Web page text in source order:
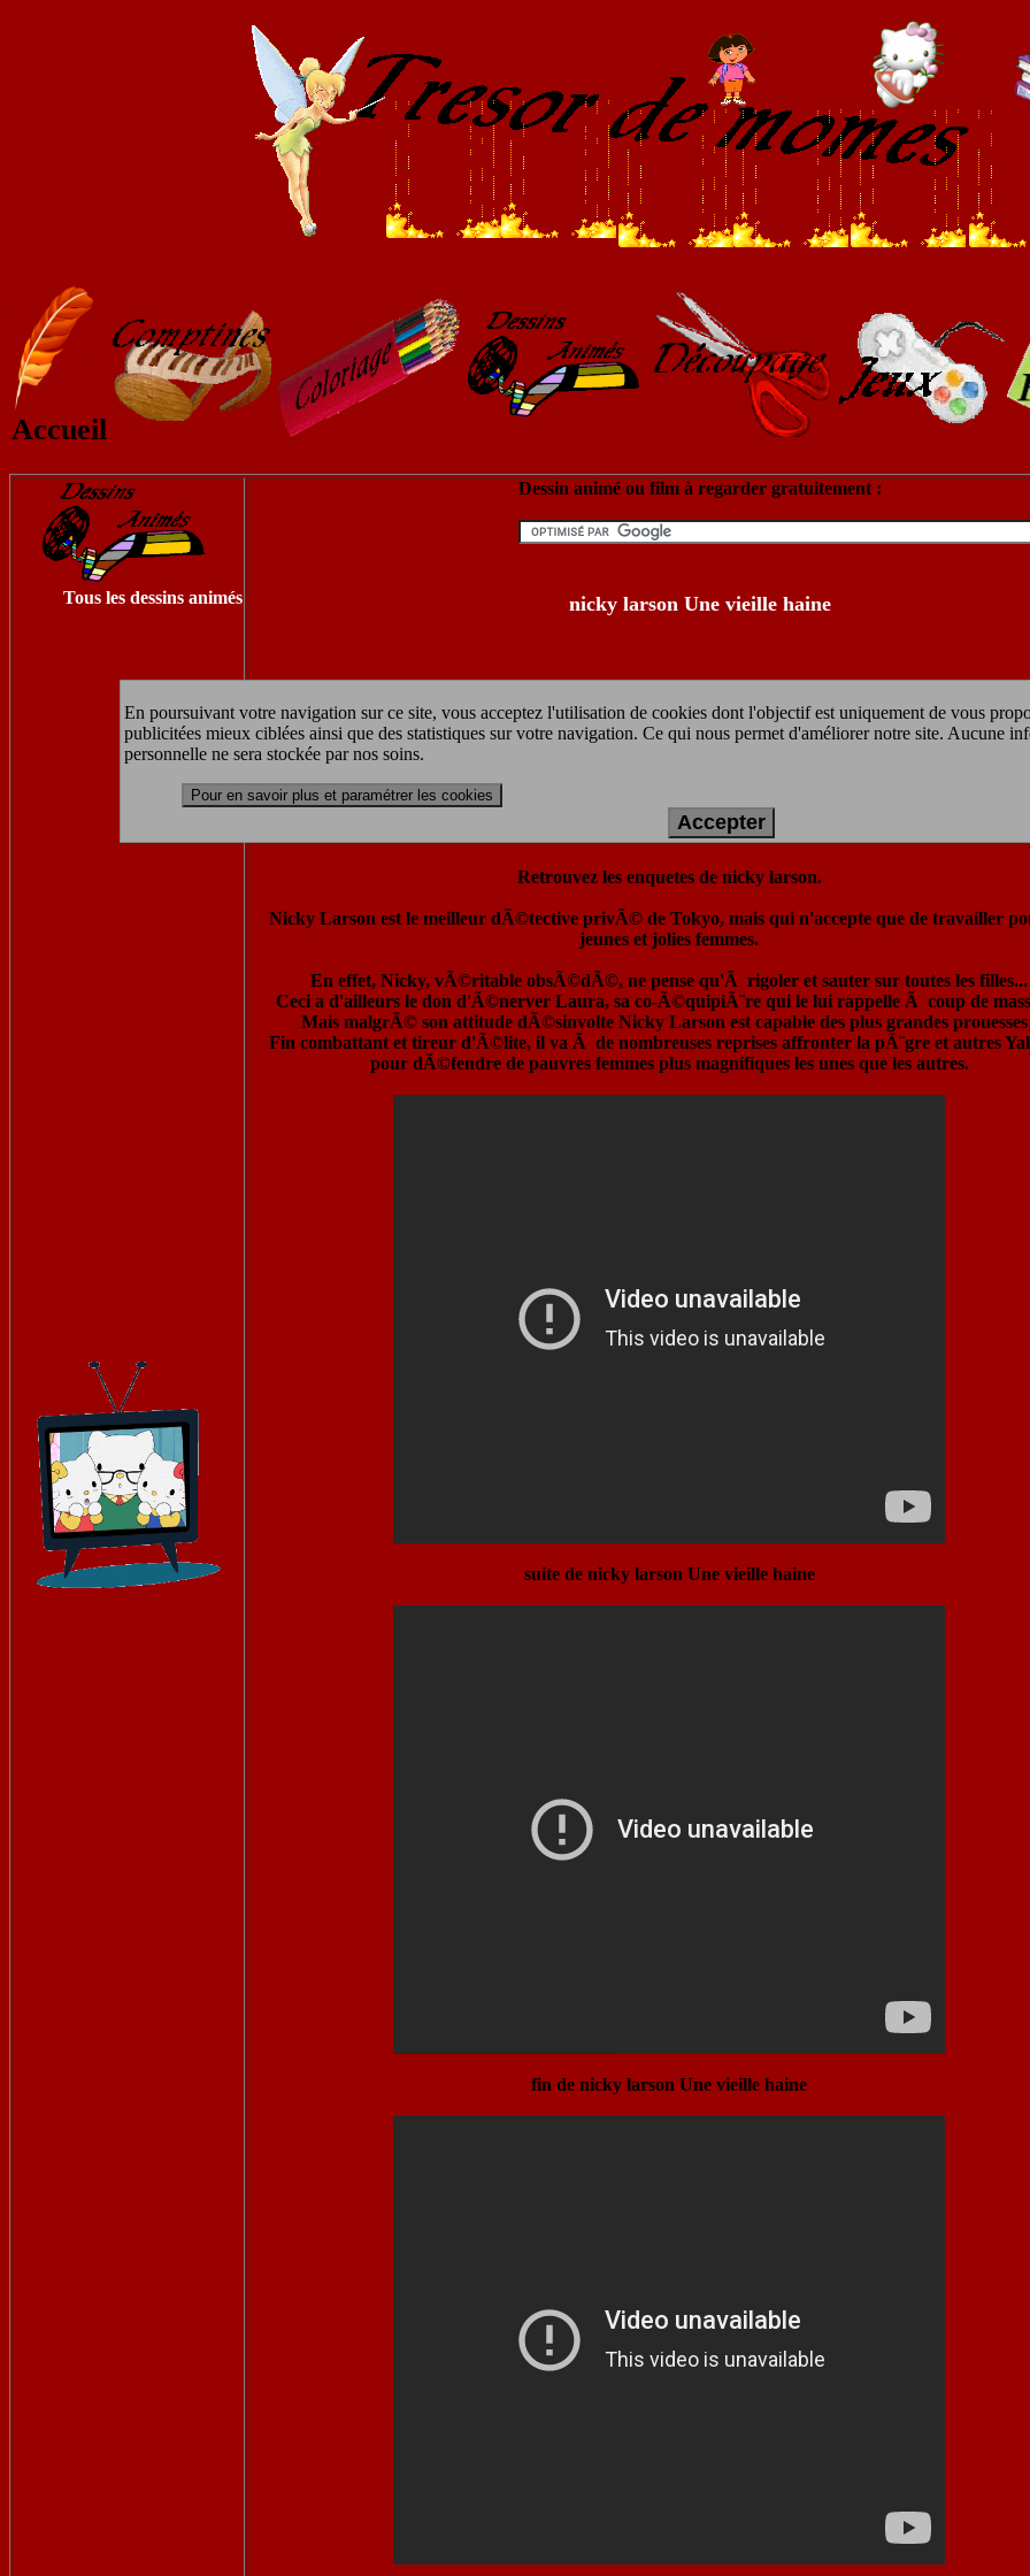
En poursuivant votre navigation sur ce site, vous acceptez l'utilisation de cookies dont l'objectif est uniquement de vous
publicitées mieux ciblées ainsi que des statistiques sur votre navigation. Ce qui nous permet d'améliorer notre site. Aucune
personnelle ne sera stockée par nos soins.
Pour en savoir plus et paramétrer les cookies
Accepter
Accueil
Tous les dessins animés
Dessin animé ou film à regarder gratuitement :
nicky larson Une vieille haine
RÃ©sumÃ© du dessin animÃ© :
Retrouvez les enquetes de nicky larson.
Nicky Larson est le meilleur dÃ©tective privÃ© de Tokyo, mais qui n'accepte que de travailler
jeunes et jolies femmes.
En effet, Nicky, vÃ©ritable obsÃ©dÃ©, ne pense qu'Ã rigoler et sauter sur toutes les filles...
Ceci a d'ailleurs le don d'Ã©nerver Laura, sa co-Ã©quipiÃ¨re qui le lui rappelle Ã coup de
Mais malgrÃ© son attitude dÃ©sinvolte Nicky Larson est capable des plus grandes
Fin combattant et tireur d'Ã©lite, il va Ã de nombreuses reprises affronter la pÃ¨gre et autres
pour dÃ©fendre de pauvres femmes plus magnifiques les unes que les autres.
suite de nicky larson Une vieille haine
fin de nicky larson Une vieille haine